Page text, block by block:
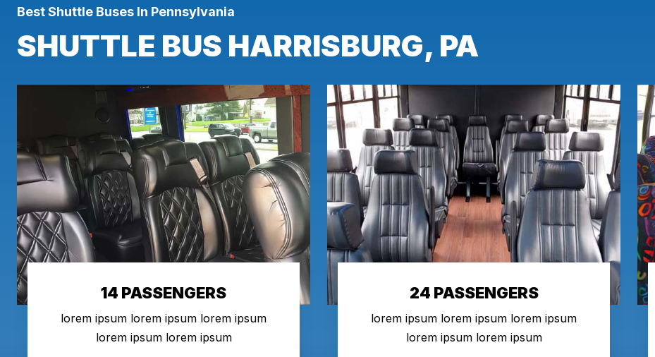
Best Shuttle Buses In Pennsylvania
SHUTTLE BUS HARRISBURG, PA
14 PASSENGERS
lorem ipsum lorem ipsum lorem ipsum
lorem ipsum lorem ipsum
24 PASSENGERS
lorem ipsum lorem ipsum lorem ipsum
lorem ipsum lorem ipsum